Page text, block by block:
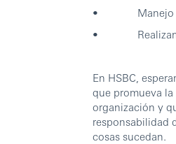
• Manejo de
• Realizando
En HSBC,
que promueva
organización y
responsabilidad
cosas sucedan.